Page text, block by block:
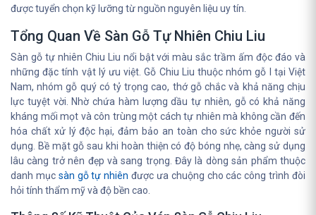
được tuyển chọn kỹ lưỡng từ nguồn nguyên liệu uy tín.
Tổng Quan Về Sàn Gỗ Tự Nhiên Chiu Liu
Sàn gỗ tự nhiên Chiu Liu nổi bật với màu sắc trầm ấm độc đáo và
những đặc tính vật lý ưu việt. Gỗ Chiu Liu thuộc nhóm gỗ I tại Việt
Nam, nhóm gỗ quý có tỷ trọng cao, thớ gỗ chắc và khả năng chịu
lực tuyệt vời. Nhờ chứa hàm lượng dầu tự nhiên, gỗ có khả năng
kháng mối mọt và côn trùng một cách tự nhiên mà không cần đến
hóa chất xử lý độc hại, đảm bảo an toàn cho sức khỏe người sử
dụng. Bề mặt gỗ sau khi hoàn thiện có độ bóng nhẹ, càng sử dụng
lâu càng trở nên đẹp và sang trọng. Đây là dòng sản phẩm thuộc
danh mục sàn gỗ tự nhiên được ưa chuộng cho các công trình đòi
hỏi tính thẩm mỹ và độ bền cao.